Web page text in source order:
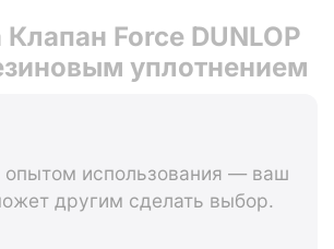
Клапан Force DUNLOP
уплотнением
опытом использования — ваш
другим сделать выбор.